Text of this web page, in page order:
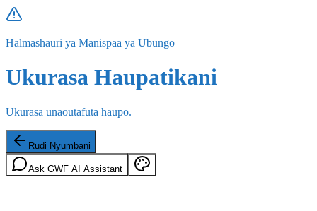
Halmashauri ya Manispaa ya Ubungo
Ukurasa Haupatikani
Ukurasa unaoutafuta haupo.
Rudi Nyumbani
Ask GWF AI Assistant